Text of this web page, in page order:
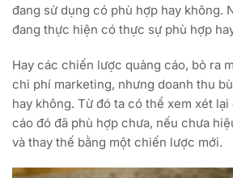
đang sử dụng có phù hợp hay không.
đang thực hiện có thực sự phù hợp
Hay các chiến lược quảng cáo, bỏ ra
chi phí marketing, nhưng doanh thu
hay không. Từ đó ta có thể xem xét
cáo đó đã phù hợp chưa, nếu chưa
và thay thế bằng một chiến lược mới.